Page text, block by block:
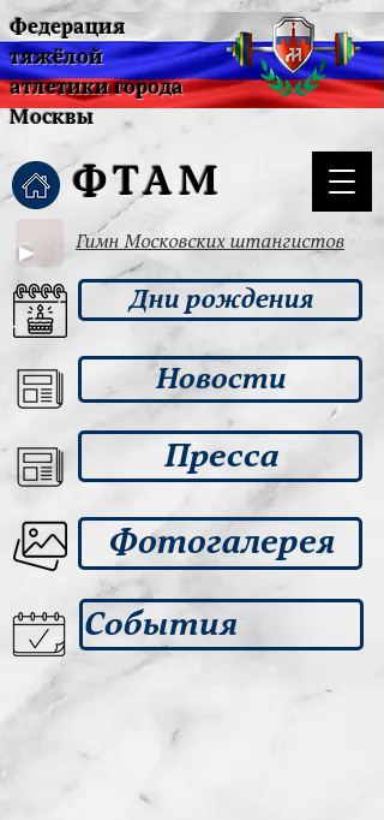
Гимн Московских штангистов
Федерация
тяжёлой
атлетики города
Москвы
ФТАМ
Дни рождения
Новости
Пресса
Фотогалерея
События